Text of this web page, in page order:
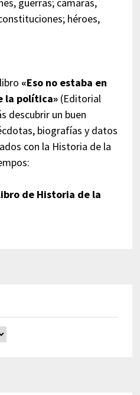
héroes,
«Eso no estaba en
la política»(Editorial
descubrir un buen
biografías y datos
con la Historia de la
de Historia de la